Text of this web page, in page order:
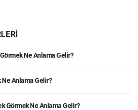
Ne Anlama Gelir?
Anlama Gelir?
Görmek Ne Anlama Gelir?